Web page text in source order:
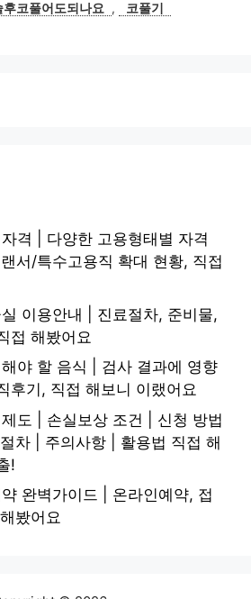
후코풀어도되나요 , 코풀기
격 | 다양한 고용형태별 자격
서/특수고용직 확대 현황, 직접
이용안내 | 진료절차, 준비물,
접 해봤어요
야 할 음식 | 검사 결과에 영향
후기, 직접 해보니 이랬어요
도 | 손실보상 조건 | 신청 방법
차 | 주의사항 | 활용법 직접 해
!
완벽가이드 | 온라인예약, 접
봤어요